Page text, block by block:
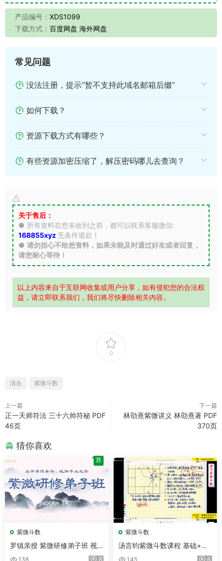
产品编号： XDS1099
下载方式： 百度网盘 海外网盘
常见问题
没法注册，提示“暂不支持此域名邮箱后缀”
如何下载？
资源下载方式有哪些？
有些资源加密压缩了，解压密码哪儿去查询？
关于售后：
● 所有资料在您未收到之前，都可以联系客服微信:
168855xyz 无条件退款！
● 请勿担心不给您资料，如果未能及时通过好友或者回复，
请您耐心等待！
以上内容来自于互联网收集或用户分享，如有侵犯您的合法权
益，请立即联系我们，我们将尽快删除相关内容。
0
清合 紫微斗数
上一篇
正一天师符法 三十六帅符秘 PDF
46页
下一篇
林劭熹紫微讲义 林劭熹著 PDF
370页
猜你喜欢
紫微斗数
罗镇亲授 紫微研修弟子班 视
频44集
138 8
荐
紫微斗数
汤言钧紫微斗数课程 基础+直
播 视频27集
145 6